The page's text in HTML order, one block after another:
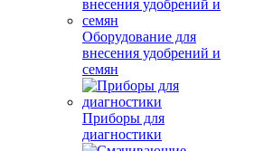
Оборудование для
внесения удобрений и
семян
Приборы для
диагностики